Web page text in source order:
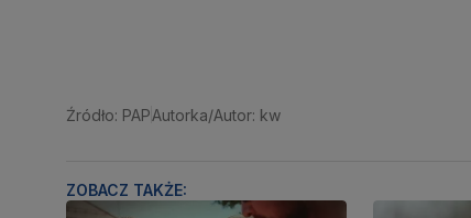
Źródło: PAPAutorka/Autor: kw
ZOBACZ TAKŻE: